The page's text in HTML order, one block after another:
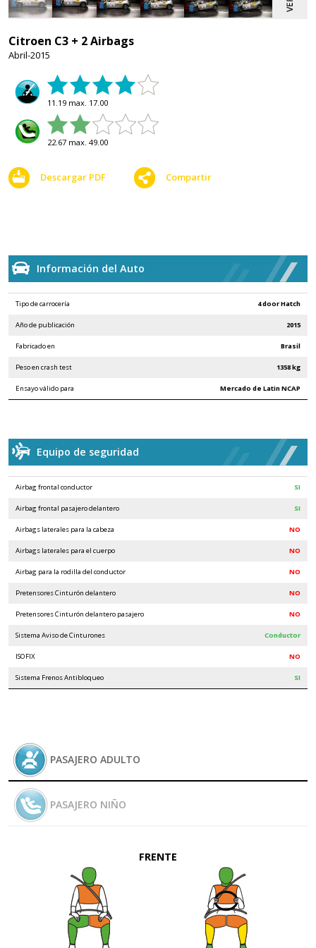
Citroen C3 + 2 Airbags
Abril-2015
11.19 max. 17.00
22.67 max. 49.00
Descargar PDF Compartir
Información del Auto
Tipo de carrocería 4 door Hatch
Año de publicación 2015
Fabricado en Brasil
Peso en crash test 1358 kg
Ensayo válido para Mercado de Latin NCAP
Equipo de seguridad
Airbag frontal conductor SI
Airbag frontal pasajero delantero SI
Airbags laterales para la cabeza NO
Airbags laterales para el cuerpo NO
Airbag para la rodilla del conductor NO
Pretensores Cinturón delantero NO
Pretensores Cinturón delantero pasajero NO
Sistema Aviso de Cinturones Conductor
ISOFIX NO
Sistema Frenos Antibloqueo SI
PASAJERO ADULTO
PASAJERO NIÑO
FRENTE